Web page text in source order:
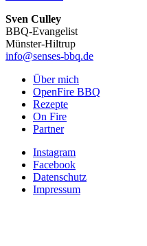
Sven Culley
BBQ-Evangelist
Münster-Hiltrup
info@senses-bbq.de
Über mich
OpenFire BBQ
Rezepte
On Fire
Partner
Instagram
Facebook
Datenschutz
Impressum